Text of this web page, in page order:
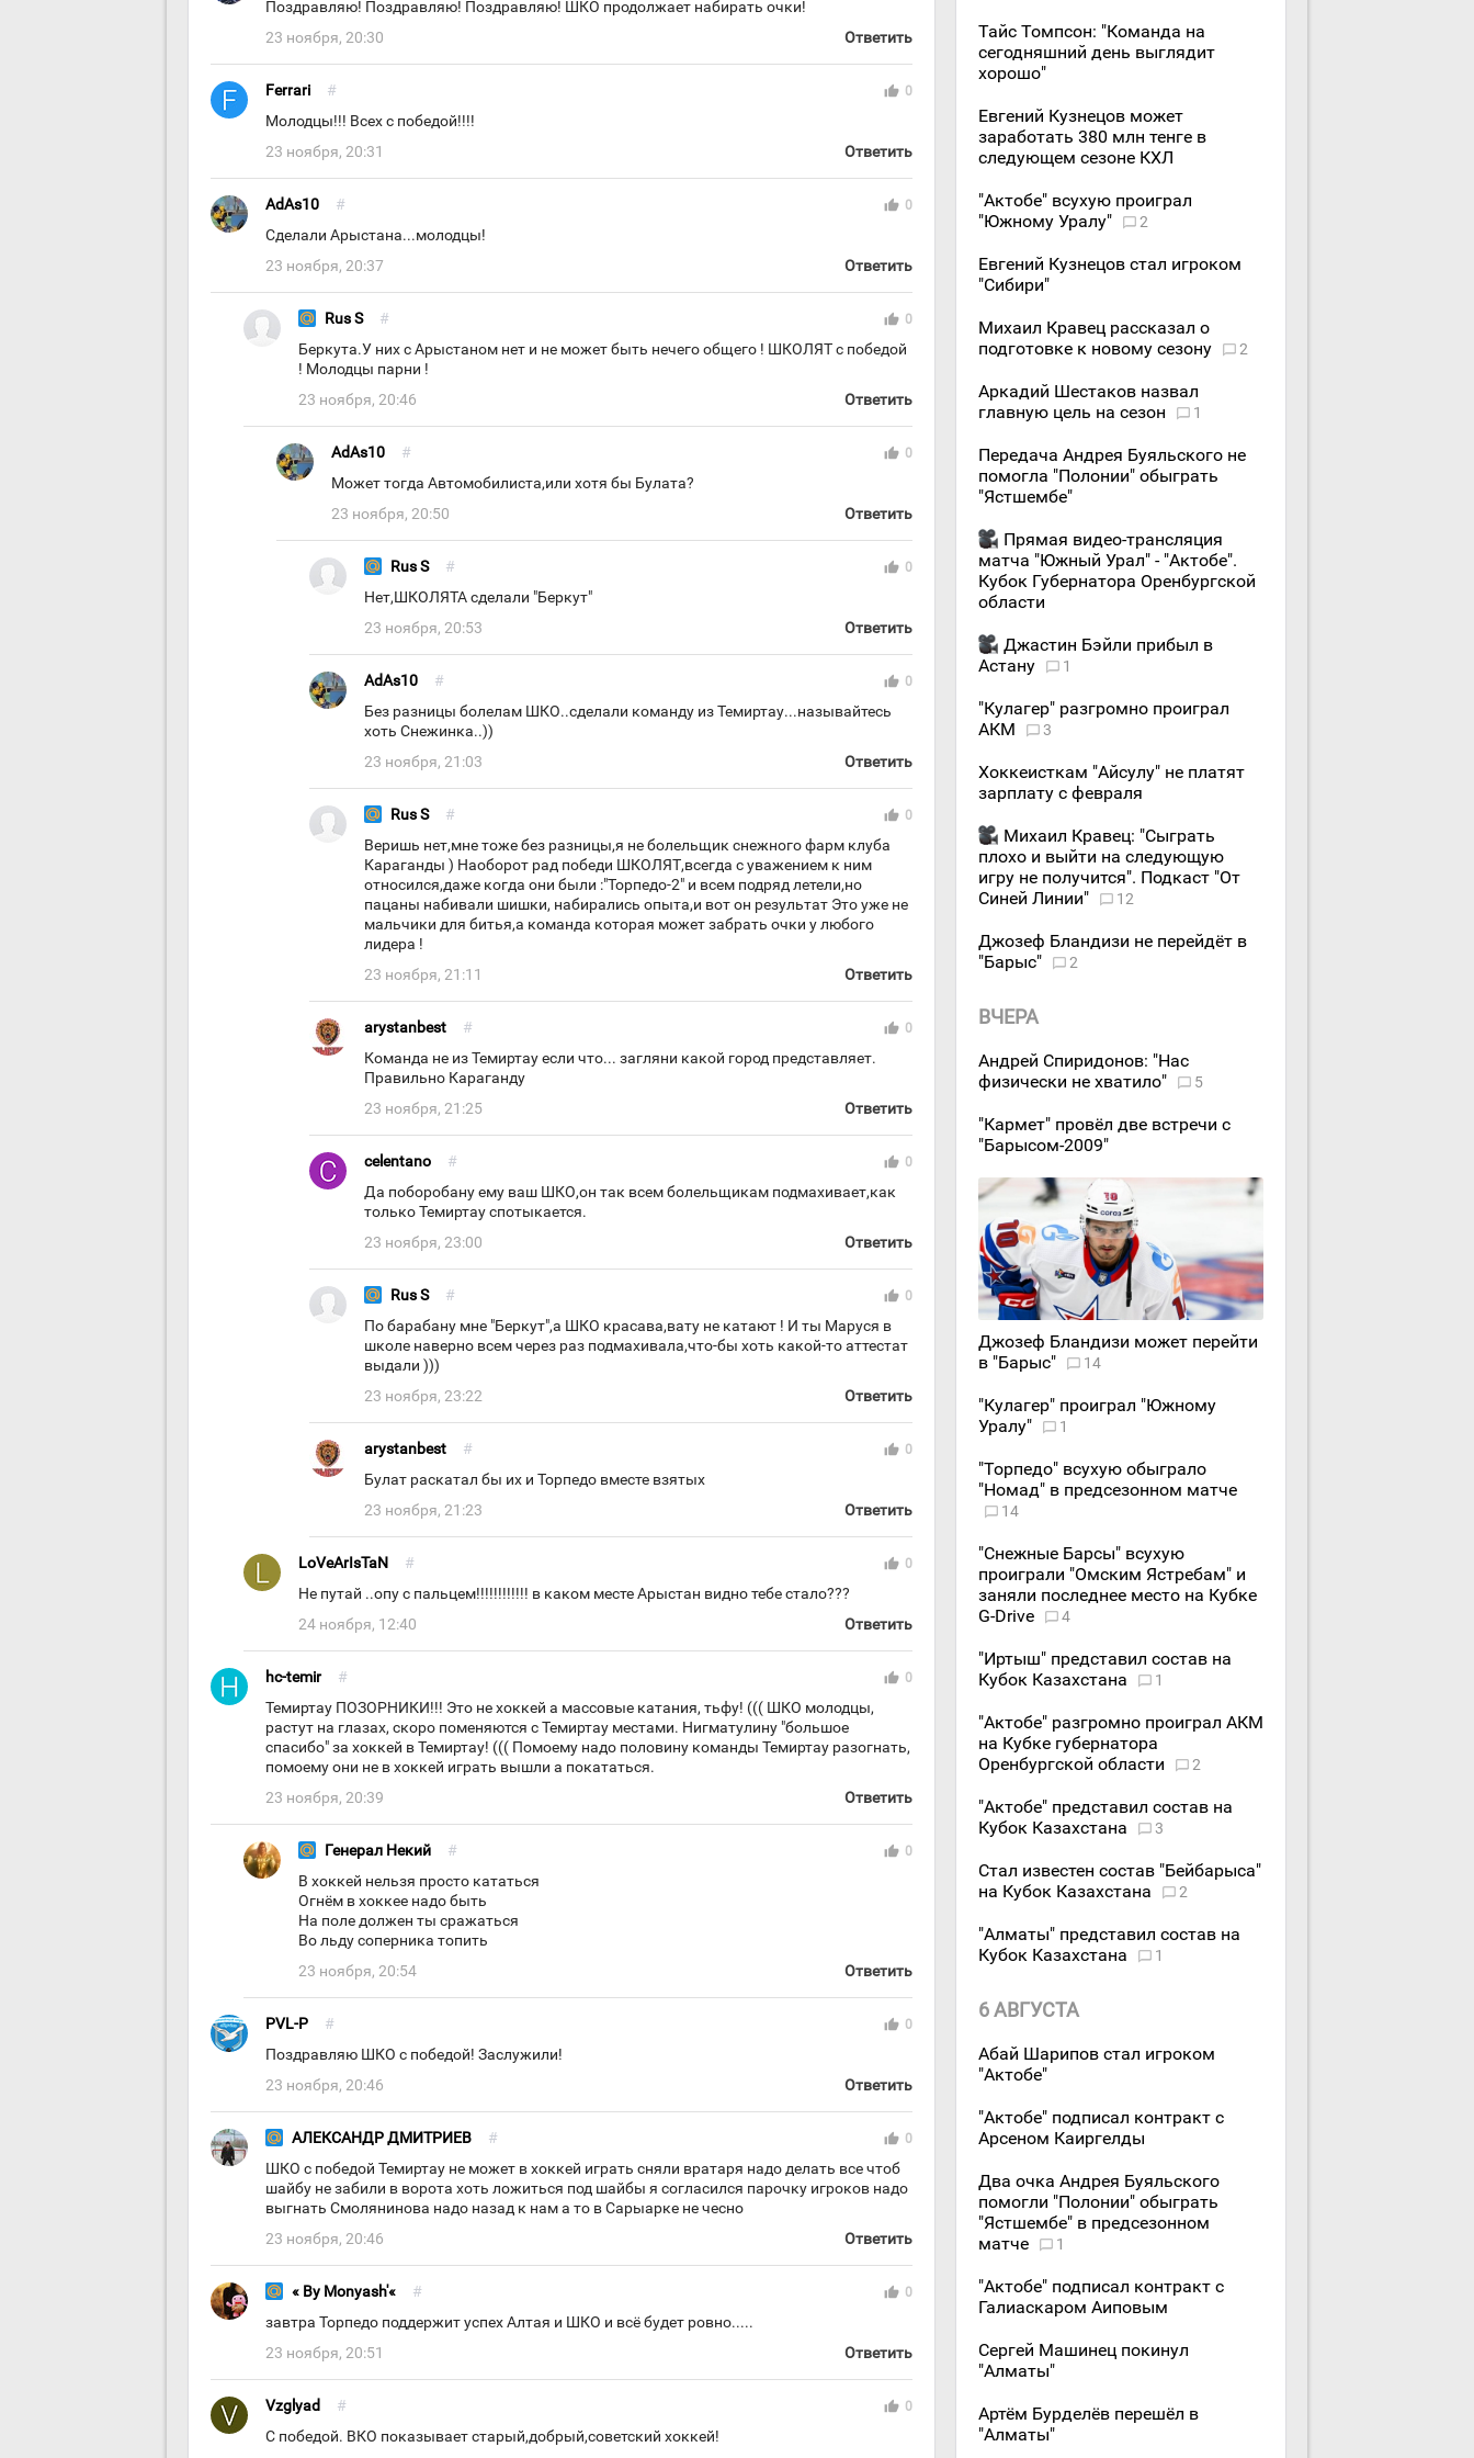
Поздравляю! Поздравляю! Поздравляю! ШКО продолжает набирать очки!
23 ноября, 20:30
Ответить
Ferrari # thumb_up 0
Молодцы!!! Всех с победой!!!!
23 ноября, 20:31
Ответить
AdAs10 # thumb_up 0
Сделали Арыстана...молодцы!
23 ноября, 20:37
Ответить
Rus S # thumb_up 0
Беркута.У них с Арыстаном нет и не может быть нечего общего ! ШКОЛЯТ с победой
! Молодцы парни !
23 ноября, 20:46
Ответить
AdAs10 # thumb_up 0
Может тогда Автомобилиста,или хотя бы Булата?
23 ноября, 20:50
Ответить
Rus S # thumb_up 0
Нет,ШКОЛЯТА сделали "Беркут"
23 ноября, 20:53
Ответить
AdAs10 # thumb_up 0
Без разницы болелам ШКО..сделали команду из Темиртау...называйтесь
хоть Снежинка..))
23 ноября, 21:03
Ответить
Rus S # thumb_up 0
Веришь нет,мне тоже без разницы,я не болельщик снежного фарм клуба
Караганды ) Наоборот рад победи ШКОЛЯТ,всегда с уважением к ним
относился,даже когда они были :"Торпедо-2" и всем подряд летели,но
пацаны набивали шишки, набирались опыта,и вот он результат Это уже не
мальчики для битья,а команда которая может забрать очки у любого
лидера !
23 ноября, 21:11
Ответить
arystanbest # thumb_up 0
Команда не из Темиртау если что... загляни какой город представляет.
Правильно Караганду
23 ноября, 21:25
Ответить
celentano # thumb_up 0
Да поборобану ему ваш ШКО,он так всем болельщикам подмахивает,как
только Темиртау спотыкается.
23 ноября, 23:00
Ответить
Rus S # thumb_up 0
По барабану мне "Беркут",а ШКО красава,вату не катают ! И ты Маруся в
школе наверно всем через раз подмахивала,что-бы хоть какой-то аттестат
выдали )))
23 ноября, 23:22
Ответить
arystanbest # thumb_up 0
Булат раскатал бы их и Торпедо вместе взятых
23 ноября, 21:23
Ответить
LoVeArIsTaN # thumb_up 0
Не путай ..опу с пальцем!!!!!!!!!!!! в каком месте Арыстан видно тебе стало???
24 ноября, 12:40
Ответить
hc-temir # thumb_up 0
Темиртау ПОЗОРНИКИ!!! Это не хоккей а массовые катания, тьфу! ((( ШКО молодцы,
растут на глазах, скоро поменяются с Темиртау местами. Нигматулину "большое
спасибо" за хоккей в Темиртау! ((( Помоему надо половину команды Темиртау разогнать,
помоему они не в хоккей играть вышли а покататься.
23 ноября, 20:39
Ответить
Генерал Некий # thumb_up 0
В хоккей нельзя просто кататься
Огнём в хоккее надо быть
На поле должен ты сражаться
Во льду соперника топить
23 ноября, 20:54
Ответить
PVL-P # thumb_up 0
Поздравляю ШКО с победой! Заслужили!
23 ноября, 20:46
Ответить
АЛЕКСАНДР ДМИТРИЕВ # thumb_up 0
ШКО с победой Темиртау не может в хоккей играть сняли вратаря надо делать все чтоб
шайбу не забили в ворота хоть ложиться под шайбы я согласился парочку игроков надо
выгнать Смолянинова надо назад к нам а то в Сарыарке не чесно
23 ноября, 20:46
Ответить
« By Monyash'« # thumb_up 0
завтра Торпедо поддержит успех Алтая и ШКО и всё будет ровно.....
23 ноября, 20:51
Ответить
Vzglyad # thumb_up 0
С победой. ВКО показывает старый,добрый,советский хоккей!
Тайс Томпсон: "Команда на
сегодняшний день выглядит
хорошо"
Евгений Кузнецов может
заработать 380 млн тенге в
следующем сезоне КХЛ
"Актобе" всухую проиграл
"Южному Уралу"
2
Евгений Кузнецов стал игроком
"Сибири"
Михаил Кравец рассказал о
подготовке к новому сезону
2
Аркадий Шестаков назвал
главную цель на сезон
1
Передача Андрея Буяльского не
помогла "Полонии" обыграть
"Ястшембе"
Прямая видео-трансляция
матча "Южный Урал" - "Актобе".
Кубок Губернатора Оренбургской
области
Джастин Бэйли прибыл в
Астану
1
"Кулагер" разгромно проиграл
АКМ
3
Хоккеисткам "Айсулу" не платят
зарплату с февраля
Михаил Кравец: "Сыграть
плохо и выйти на следующую
игру не получится". Подкаст "От
Синей Линии"
12
Джозеф Бландизи не перейдёт в
"Барыс"
2
ВЧЕРА
Андрей Спиридонов: "Нас
физически не хватило"
5
"Кармет" провёл две встречи с
"Барысом-2009"
Джозеф Бландизи может перейти
в "Барыс"
14
"Кулагер" проиграл "Южному
Уралу"
1
"Торпедо" всухую обыграло
"Номад" в предсезонном матче
14
"Снежные Барсы" всухую
проиграли "Омским Ястребам" и
заняли последнее место на Кубке
G-Drive
4
"Иртыш" представил состав на
Кубок Казахстана
1
"Актобе" разгромно проиграл АКМ
на Кубке губернатора
Оренбургской области
2
"Актобе" представил состав на
Кубок Казахстана
3
Стал известен состав "Бейбарыса"
на Кубок Казахстана
2
"Алматы" представил состав на
Кубок Казахстана
1
6 АВГУСТА
Абай Шарипов стал игроком
"Актобе"
"Актобе" подписал контракт с
Арсеном Каиргелды
Два очка Андрея Буяльского
помогли "Полонии" обыграть
"Ястшембе" в предсезонном
матче
1
"Актобе" подписал контракт с
Галиаскаром Аиповым
Сергей Машинец покинул
"Алматы"
Артём Бурделёв перешёл в
"Алматы"